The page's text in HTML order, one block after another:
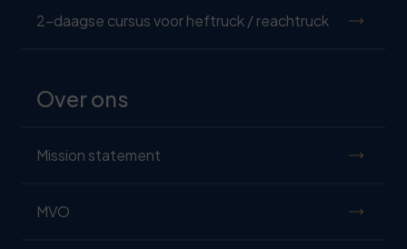
2-daagse cursus voor heftruck / reachtruck
Over ons
Mission statement
MVO